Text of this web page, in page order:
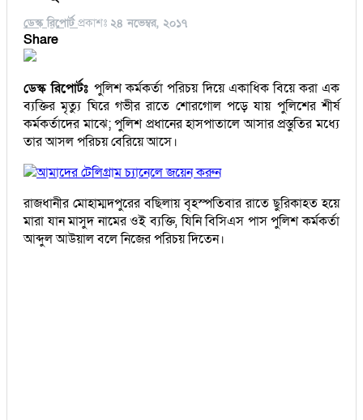
ডেস্ক রিপোর্ট প্রকাশঃ ২৪ নভেম্বর, ২০১৭
Share
ডেস্ক রিপোর্টঃপুলিশ কর্মকর্তা পরিচয় দিয়ে একাধিক বিয়ে করা এক
ব্যক্তির মৃত্যু ঘিরে গভীর রাতে শোরগোল পড়ে যায় পুলিশের শীর্ষ
কর্মকর্তাদের মাঝে; পুলিশ প্রধানের হাসপাতালে আসার প্রস্তুতির মধ্যে
তার আসল পরিচয় বেরিয়ে আসে।
আমাদের টেলিগ্রাম চ্যানেলে জয়েন করুন
রাজধানীর মোহাম্মদপুরের বছিলায় বৃহস্পতিবার রাতে ছুরিকাহত হয়ে
মারা যান মাসুদ নামের ওই ব্যক্তি, যিনি বিসিএস পাস পুলিশ কর্মকর্তা
আব্দুল আউয়াল বলে নিজের পরিচয় দিতেন।